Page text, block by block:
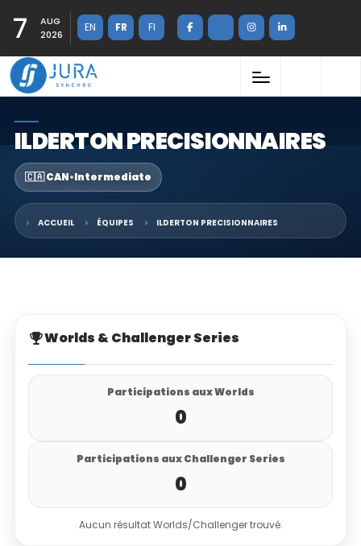
7
AUG
2026
EN FR FI
ILDERTON PRECISIONNAIRES
🇨🇦 CAN•Intermediate
ACCUEIL ÉQUIPES ILDERTON PRECISIONNAIRES
Worlds & Challenger Series
Participations aux Worlds
0
Participations aux Challenger Series
0
Aucun résultat Worlds/Challenger trouvé.